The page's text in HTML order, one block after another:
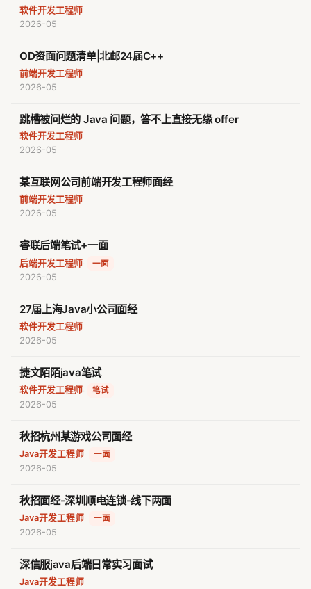
软件开发工程师
2026-05
OD资面问题清单|北邮24届C++
前端开发工程师
2026-05
跳槽被问烂的 Java 问题，答不上直接无缘 offer
软件开发工程师
2026-05
某互联网公司前端开发工程师面经
前端开发工程师
2026-05
睿联后端笔试+一面
后端开发工程师 一面
2026-05
27届上海Java小公司面经
软件开发工程师
2026-05
捷文陌陌java笔试
软件开发工程师 笔试
2026-05
秋招杭州某游戏公司面经
Java开发工程师 一面
2026-05
秋招面经-深圳顺电连锁-线下两面
Java开发工程师 一面
2026-05
深信服java后端日常实习面试
Java开发工程师